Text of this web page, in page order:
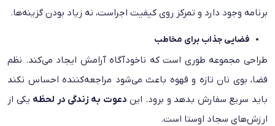
برنامه وجود دارد و تمرکز روی کیفیت اجراست، نه زیاد بودن گزینه‌ها.
فضایی جذاب برای مخاطب
طراحی مجموعه طوری است که ناخودآگاه آرامش ایجاد می‌کند. نظم
فضا، بوی نان تازه و قهوه باعث می‌شود مراجعه‌کننده احساس نکند
باید سریع سفارش بدهد و برود. این دعوت به زندگی در لحظه یکی از
ارزش‌های سجاد اوستا است.